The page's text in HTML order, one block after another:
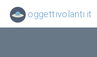
oggettivolanti.it